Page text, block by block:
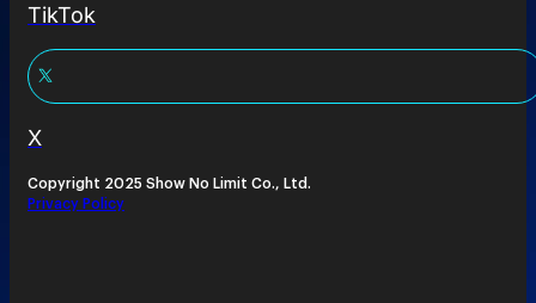
TikTok
X
Copyright 2025 Show No Limit Co., Ltd.
Privacy Policy